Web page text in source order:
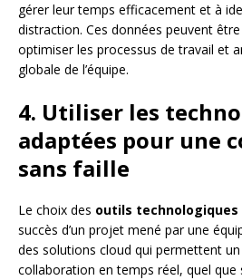
gérer leur temps efficacement et à
distraction. Ces données peuvent
optimiser les processus de travail et
globale de l’équipe.
4. Utiliser les
adaptées pour une
sans faille
Le choix des outils technologiques
succès d’un projet mené par une
des solutions cloud qui permettent
collaboration en temps réel, quel que